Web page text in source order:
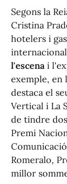
Segons la
Cristina
hotelers i
l'escena i
exemple, en
destaca el
Vertical i La
de tindre
Premi
Romeralo,
millor